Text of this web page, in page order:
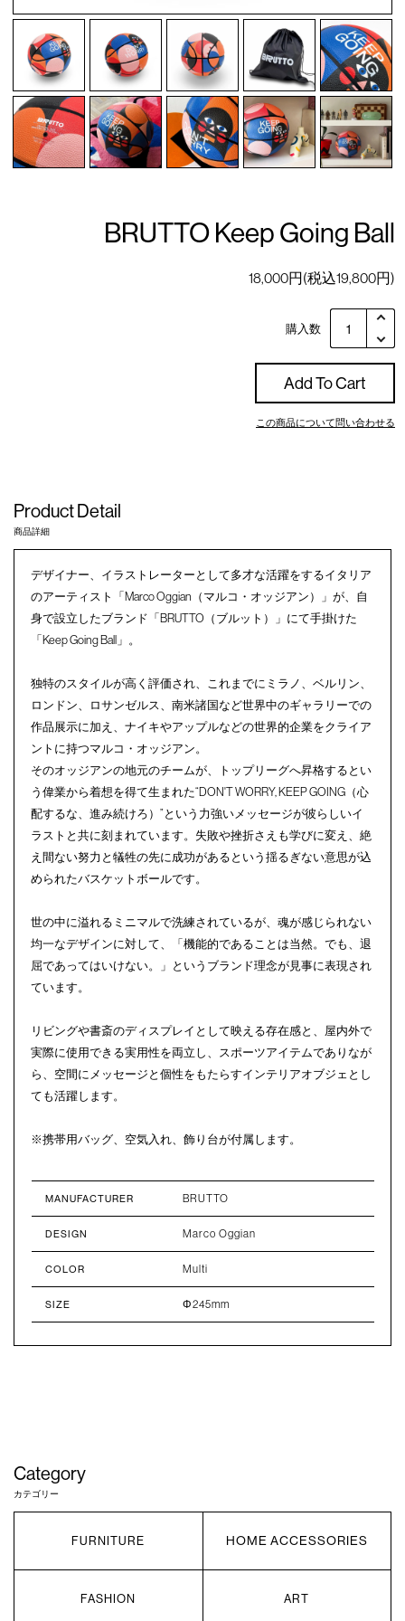
BRUTTO Keep Going Ball
18,000円(税込19,800円)
購入数
Add To Cart
この商品について問い合わせる
Product Detail
商品詳細
デザイナー、イラストレーターとして多才な活躍をするイタリア
のアーティスト「Marco Oggian（マルコ・オッジアン）」が、自
身で設立したブランド「BRUTTO（ブルット）」にて手掛けた
「Keep Going Ball」。
独特のスタイルが高く評価され、これまでにミラノ、ベルリン、
ロンドン、ロサンゼルス、南米諸国など世界中のギャラリーでの
作品展示に加え、ナイキやアップルなどの世界的企業をクライア
ントに持つマルコ・オッジアン。
そのオッジアンの地元のチームが、トップリーグへ昇格するとい
う偉業から着想を得て生まれた“DON'T WORRY, KEEP GOING（心
配するな、進み続けろ）”という力強いメッセージが彼らしいイ
ラストと共に刻まれています。失敗や挫折さえも学びに変え、絶
え間ない努力と犠牲の先に成功があるという揺るぎない意思が込
められたバスケットボールです。
世の中に溢れるミニマルで洗練されているが、魂が感じられない
均一なデザインに対して、「機能的であることは当然。でも、退
屈であってはいけない。」というブランド理念が見事に表現され
ています。
リビングや書斎のディスプレイとして映える存在感と、屋内外で
実際に使用できる実用性を両立し、スポーツアイテムでありなが
ら、空間にメッセージと個性をもたらすインテリアオブジェとし
ても活躍します。
※携帯用バッグ、空気入れ、飾り台が付属します。
MANUFACTURER BRUTTO
DESIGN Marco Oggian
COLOR Multi
SIZE Φ245mm
Category
カテゴリー
FURNITURE HOME ACCESSORIES
FASHION ART